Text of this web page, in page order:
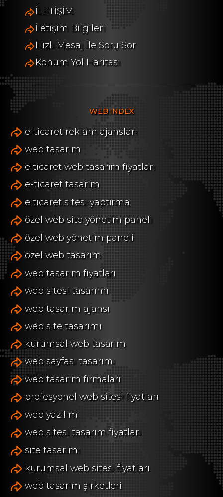
İLETİŞİM
İletişim Bilgileri
Hızlı Mesaj ile Soru Sor
Konum Yol Haritası
WEB INDEX
e-ticaret reklam ajansları
web tasarım
e ticaret web tasarım fiyatları
e-ticaret tasarım
e ticaret sitesi yaptırma
özel web site yönetim paneli
özel web yönetim paneli
özel web tasarım
web tasarım fiyatları
web sitesi tasarımı
web tasarım ajansı
web site tasarımı
kurumsal web tasarım
web sayfası tasarımı
web tasarım firmaları
profesyonel web sitesi fiyatları
web yazılım
web sitesi tasarım fiyatları
site tasarımı
kurumsal web sitesi fiyatları
web tasarım şirketleri